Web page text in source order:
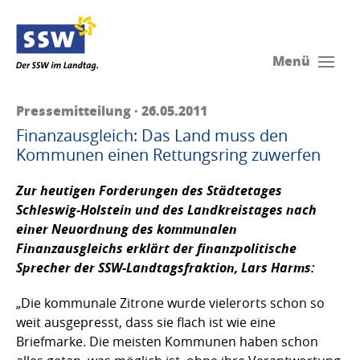
Menü
Pressemitteilung · 26.05.2011
Finanzausgleich: Das Land muss den
Kommunen einen Rettungsring zuwerfen
Zur heutigen Forderungen des Städtetages
Schleswig-Holstein und des Landkreistages nach
einer Neuordnung des kommunalen
Finanzausgleichs erklärt der finanzpolitische
Sprecher der SSW-Landtagsfraktion, Lars Harms:
„Die kommunale Zitrone wurde vielerorts schon so
weit ausgepresst, dass sie flach ist wie eine
Briefmarke. Die meisten Kommunen haben schon